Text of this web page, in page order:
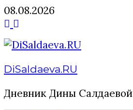
Перейти
к
содержимому
08.08.2026
DiSaldaeva.RU
Дневник Дины Салдаевой